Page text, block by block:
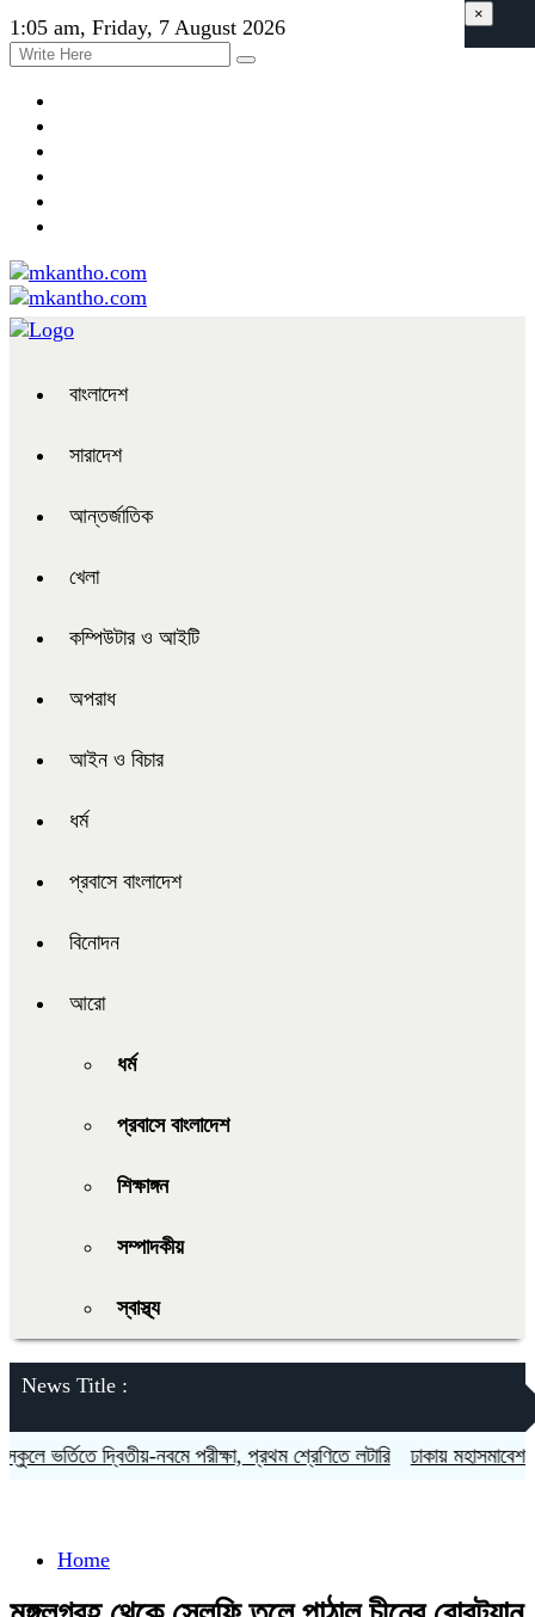
1:05 am, Friday, 7 August 2026
বাংলাদেশ
সারাদেশ
আন্তর্জাতিক
খেলা
কম্পিউটার ও আইটি
অপরাধ
আইন ও বিচার
ধর্ম
প্রবাসে বাংলাদেশ
বিনোদন
আরো
ধর্ম
প্রবাসে বাংলাদেশ
শিক্ষাঙ্গন
সম্পাদকীয়
স্বাস্থ্য
News Title :
ভর্তিতে দ্বিতীয়-নবমে পরীক্ষা, প্রথম শ্রেণিতে লটারি ঢাকায় মহাসমাবেশসহ
×
Home